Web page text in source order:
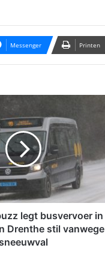
Messenger Printen
legt busvervoer in
Drenthe stil vanwege
sneeuwval